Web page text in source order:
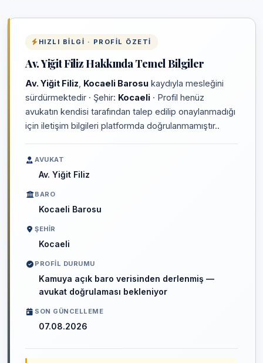
HIZLI BILGI · PROFIL ÖZETI
Av. Yiğit Filiz Hakkında Temel Bilgiler
Av. Yiğit Filiz Kocaeli Barosu kaydıyla mesleğini
sürdürmektedir · Şehir: Kocaeli · Profil henüz
avukatın kendisi tarafından talep edilip onaylanmadığı
için iletişim bilgileri platformda doğrulanmamıştır..
AVUKAT
Av. Yiğit Filiz
BARO
Kocaeli Barosu
ŞEHIR
Kocaeli
PROFIL DURUMU
Kamuya açık baro verisinden derlenmiş —
avukat doğrulaması bekleniyor
SON GÜNCELLEME
07.08.2026